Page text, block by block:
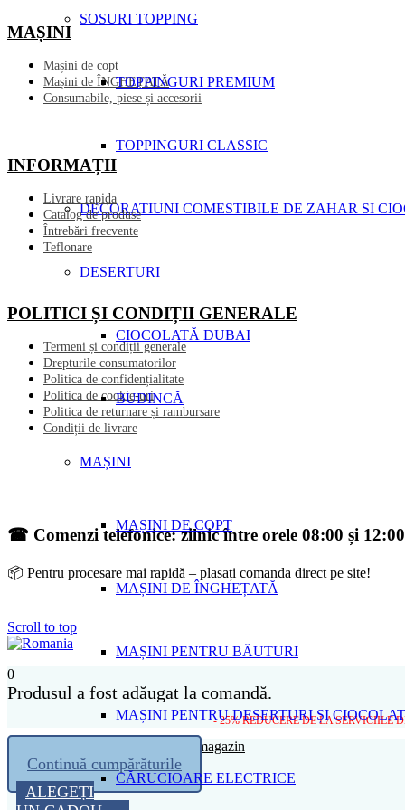
SOSURI TOPPING
TOPPINGURI PREMIUM
TOPPINGURI CLASSIC
DECORATIUNI COMESTIBILE DE ZAHAR SI
DESERTURI
CIOCOLATĂ DUBAI
BUDINCĂ
MAȘINI
MAȘINI DE COPT
MAȘINI DE ÎNGHEȚATĂ
MAȘINI PENTRU BĂUTURI
MAȘINI PENTRU DESERTURI ȘI
CĂRUCIOARE ELECTRICE
MAȘINI
Mașini de copt
Mașini de ÎNGHEȚATĂ
Consumabile, piese și accesorii
INFORMAȚII
Livrare rapida
Catalog de produse
Întrebări frecvente
Teflonare
POLITICI ȘI CONDIȚII GENERALE
Termeni și condiții generale
Drepturile consumatorilor
Politica de confidențialitate
Politica de cookie-uri
Politica de returnare și rambursare
Condiții de livrare
☎ Comenzi telefonice: zilnic între orele 08:00 și 12:00
📦 Pentru procesare mai rapidă – plasați comanda direct pe site!
Scroll to top
0
Produsul a fost adăugat la comandă.
- 25% REDUCERE DE LA SERVICIILE
Întoarceți-vă la magazin
Continuă cumpărăturile
ALEGEȚI